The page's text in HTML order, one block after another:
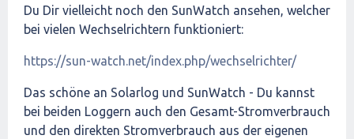
Du Dir vielleicht noch den SunWatch ansehen, welcher
bei vielen Wechselrichtern funktioniert:
https://sun-watch.net/index.php/wechselrichter/
Das schöne an Solarlog und SunWatch - Du kannst
bei beiden Loggern auch den Gesamt-Stromverbrauch
und den direkten Stromverbrauch aus der eigenen